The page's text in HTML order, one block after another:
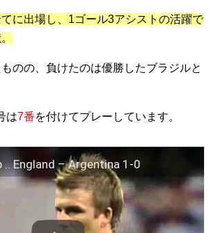
に出場し、1ゴール3アシストの活躍で
のの、負けたのは優勝したブラジルと
は7番を付けてプレーしています。
.. England – Argentina 1-0